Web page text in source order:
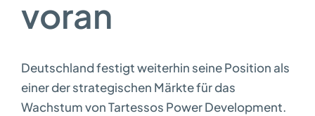
voran
Deutschland festigt weiterhin seine Position als
einer der strategischen Märkte für das
Wachstum von Tartessos Power Development.